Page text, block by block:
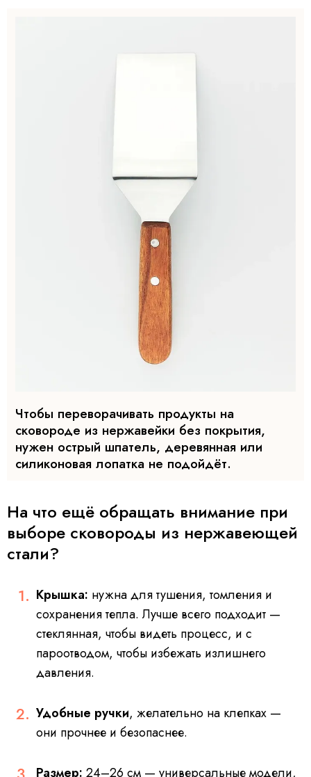
Чтобы переворачивать продукты на
сковороде из нержавейки без покрытия,
нужен острый шпатель, деревянная или
силиконовая лопатка не подойдёт.
На что ещё обращать внимание при
выборе сковороды из нержавеющей
стали?
Крышка: нужна для тушения, томления и
сохранения тепла. Лучше всего подходит —
стеклянная, чтобы видеть процесс, и с
пароотводом, чтобы избежать излишнего
давления.
Удобные ручки, желательно на клепках —
они прочнее и безопаснее.
Размер: 24–26 см — универсальные модели,